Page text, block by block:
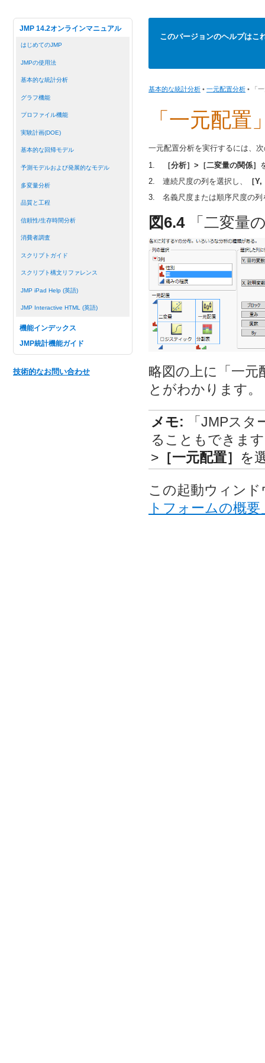
JMP 14.2オンラインマニュアル
はじめてのJMP
JMPの使用法
基本的な統計分析
グラフ機能
プロファイル機能
実験計画(DOE)
基本的な回帰モデル
予測モデルおよび発展的なモデル
多変量分析
品質と工程
信頼性/生存時間分析
消費者調査
スクリプトガイド
スクリプト構文リファレンス
JMP iPad Help (英語)
JMP Interactive HTML (英語)
機能インデックス
JMP統計機能ガイド
技術的なお問い合わせ
このバージョンのヘルプはこ
基本的な統計分析 • 一元配置分析 • 「
「一元配
一元配置分析を実行するには、
1.
［分析］>［二変量の関係］
2.
連続尺度の列を選択し、
［
3.
名義尺度または順序尺度の列
図6.4 「二変量
略図の上に「一元
とがわかります。
メモ:
「JMPス
ることもできま
> ［一元配置］ を
この起動ウィン
トフォームの概要